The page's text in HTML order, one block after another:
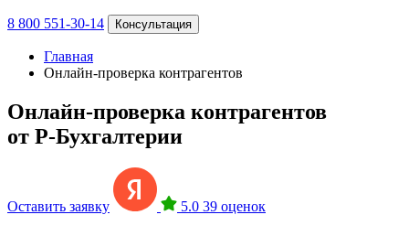
8 800 551-30-14 Консультация
Главная
Онлайн‑проверка контрагентов
Онлайн‑проверка контрагентов
от Р-Бухгалтерии
Оставить заявку 5.0 39 оценок